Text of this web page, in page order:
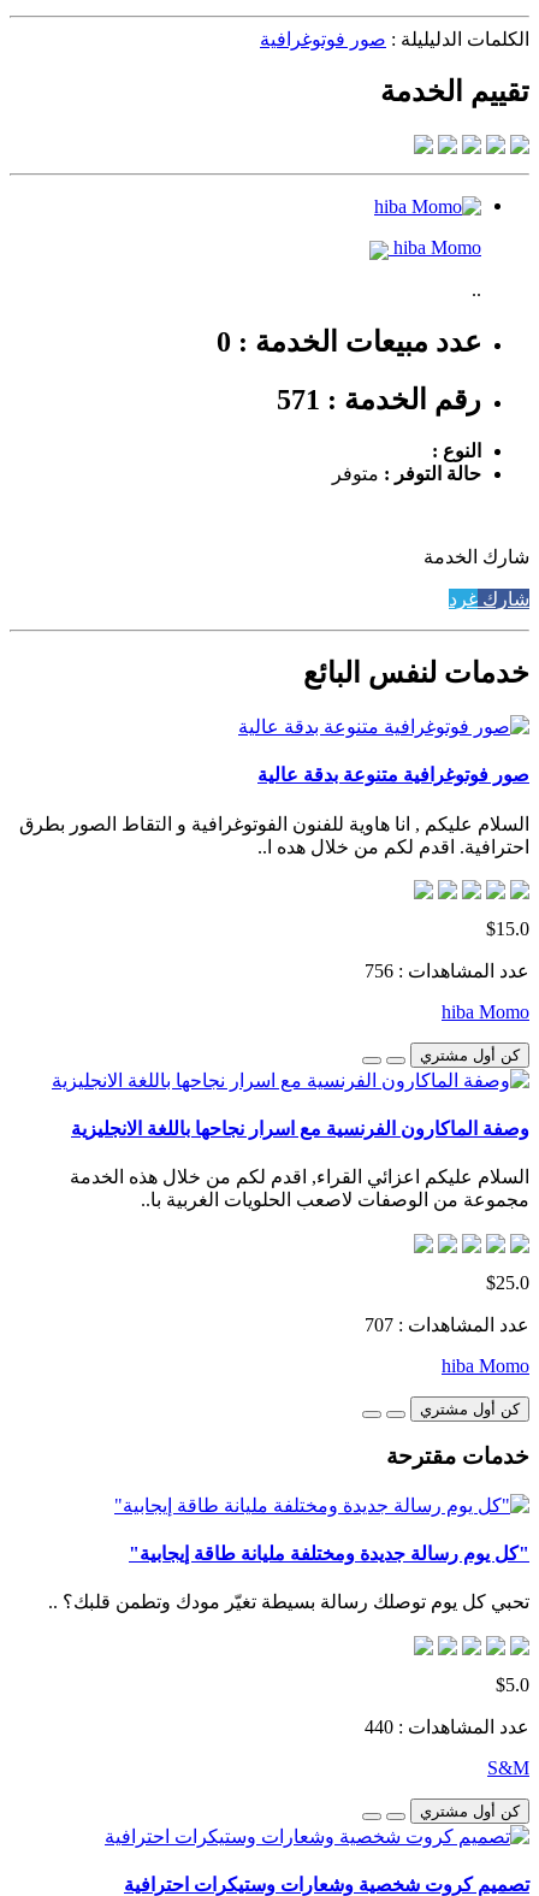
الكلمات الدليليلة : صور فوتوغرافية
تقييم الخدمة
hiba Momo
..
عدد مبيعات الخدمة : 0
رقم الخدمة : 571
النوع :
حالة التوفر : متوفر
شارك الخدمة
شارك غرد
خدمات لنفس البائع
صور فوتوغرافية متنوعة بدقة عالية
السلام عليكم , انا هاوية للفنون الفوتوغرافية و التقاط الصور بطرق
احترافية. اقدم لكم من خلال هده ا..
$15.0
عدد المشاهدات : 756
hiba Momo
كن أول مشتري
وصفة الماكارون الفرنسية مع اسرار نجاحها باللغة الانجليزية
السلام عليكم اعزائي القراء, اقدم لكم من خلال هذه الخدمة
مجموعة من الوصفات لاصعب الحلويات الغربية با..
$25.0
عدد المشاهدات : 707
hiba Momo
كن أول مشتري
خدمات مقترحة
"كل يوم رسالة جديدة ومختلفة مليانة طاقة إيجابية"
تحبي كل يوم توصلك رسالة بسيطة تغيّر مودك وتطمن قلبك؟ ..
$5.0
عدد المشاهدات : 440
S&M
كن أول مشتري
تصميم كروت شخصية وشعارات وستيكرات احترافية